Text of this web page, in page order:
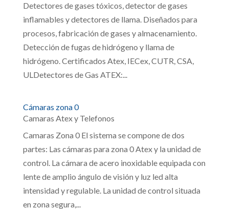
Detectores de gases tóxicos, detector de gases
inflamables y detectores de llama. Diseñados para
procesos, fabricación de gases y almacenamiento.
Detección de fugas de hidrógeno y llama de
hidrógeno. Certificados Atex, IECex, CUTR, CSA,
ULDetectores de Gas ATEX:...
Cámaras zona 0
Camaras Atex y Telefonos
Camaras Zona 0 El sistema se compone de dos
partes: Las cámaras para zona 0 Atex y la unidad de
control. La cámara de acero inoxidable equipada con
lente de amplio ángulo de visión y luz led alta
intensidad y regulable. La unidad de control situada
en zona segura,...